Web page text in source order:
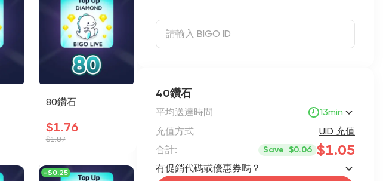
80鑽石
$1.76
$1.87
-$0.25
40鑽石
平均送達時間
13min
充值方式
UID 充值
合計:
Save $0.06 $1.05
有促銷代碼或優惠券嗎？